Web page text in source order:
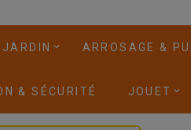
ARROSAGE &
& SÉCURITÉ JOUET